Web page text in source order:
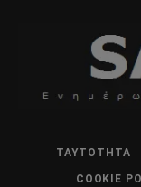
ΤΑΥΤΌΤΗΤΑ
COOKIE